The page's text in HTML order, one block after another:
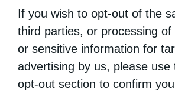
If you wish to opt-out of the
third parties, or processing
or sensitive information for
advertising by us, please use
opt-out section to confirm
μέλλον...